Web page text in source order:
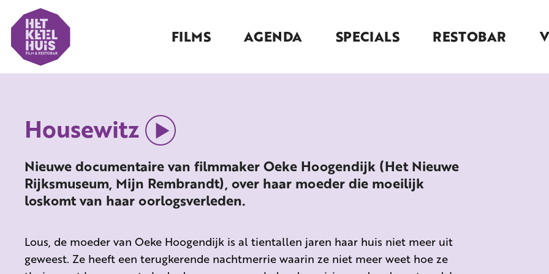
FILMS AGENDA SPECIALS RESTOBAR
Housewitz
Nieuwe documentaire van filmmaker Oeke Hoogendijk (Het Nieuwe
Rijksmuseum, Mijn Rembrandt), over haar moeder die moeilijk
loskomt van haar oorlogsverleden.
Lous, de moeder van Oeke Hoogendijk is al tientallen jaren haar huis niet meer uit
geweest. Ze heeft een terugkerende nachtmerrie waarin ze niet meer weet hoe ze